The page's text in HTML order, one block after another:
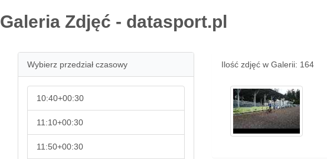
Galeria Zdjęć - datasport.pl
Wybierz przedział czasowy
10:40+00:30
11:10+00:30
11:50+00:30
Ilość zdjęć w Galerii: 164